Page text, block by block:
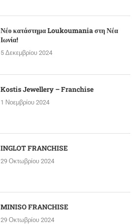
Νέο κατάστημα Loukoumania στη Νέα
Ιωνία!
5 Δεκεμβρίου 2024
Kostis Jewellery – Franchise
1 Νοεμβρίου 2024
INGLOT FRANCHISE
29 Οκτωβρίου 2024
MINISO FRANCHISE
29 Οκτωβρίου 2024